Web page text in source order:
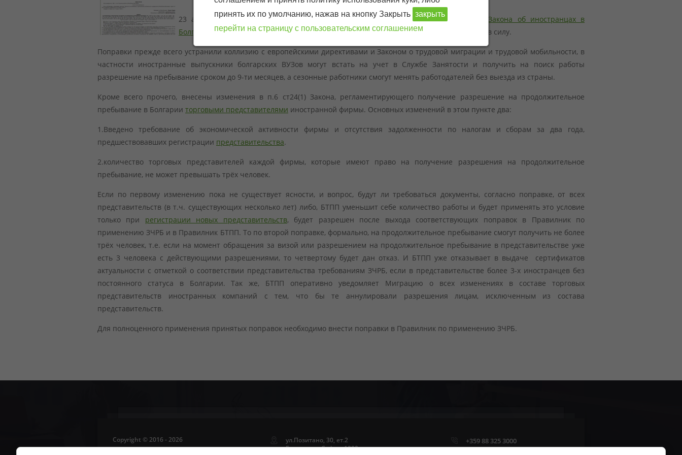
23 апреля указ Президента Болгарии о принятии законопроекта об изменении Закона об иностранцах в
Болгарии был опубликован в Държавен вестник, и соответственно поправки вступили в силу.
Поправки прежде всего устранили коллизию с европейскими директивами и Законом о трудовой миграции и трудовой мобильности, в
частности иностранные выпускники болгарских ВУЗов могут встать на учет в Службе Занятости и получить на поиск работы
разрешение на пребывание сроком до 9-ти месяцев, а сезонные работники смогут менять работодателей без выезда из страны.
Кроме всего прочего, внесены изменения в п.6 ст24(1) Закона, регламентирующего получение разрешение на продолжительное
пребывание в Болгарии торговыми представителями иностранной фирмы. Основных изменений в этом пункте два:
1.Введено требование об экономической активности фирмы и отсутствия задолженности по налогам и сборам за два года,
предшествовавших регистрации представительства.
2.количество торговых представителей каждой фирмы, которые имеют право на получение разрешения на продолжительное
пребывание, не может превышать трёх человек.
Если по первому изменению пока не существует ясности, и вопрос, будут ли требоваться документы, согласно поправке, от всех
представительств (в т.ч. существующих несколько лет) либо, БТПП уменьшит себе количество работы и будет применять это условие
только при регистрации новых представительств, будет разрешен после выхода соответствующих поправок в Правилник по
применению ЗЧРБ и в Правилник БТПП. То по второй поправке, формально, на продолжительное пребывание смогут получить не более
трёх человек, т.е. если на момент обращения за визой или разрешением на продолжительное пребывание в представительстве уже
есть 3 человека с действующими разрешениями, то четвертому будет дан отказ. И БТПП уже отказывает в выдаче сертификатов
актуальности с отметкой о соответствии представительства требованиям ЗЧРБ, если в представительстве более 3-х иностранцев без
постоянного статуса в Болгарии. Так же, БТПП оперативно уведомляет Миграцию о всех изменениях в составе торговых
представительств иностранных компаний с тем, что бы те аннулировали разрешения лицам, исключенным из состава
представительств.
Для полноценного применения принятых поправок необходимо внести поправки в Правилник по применению ЗЧРБ.
Copyright © 2016 - 2026
ул.Позитано, 30, ет.2
Болгария, г.София, 1000
+359 88 325 3000
принять их по умолчанию, нажав на кнопку Закрыть закрыть
перейти на страницу с пользовательским соглашением